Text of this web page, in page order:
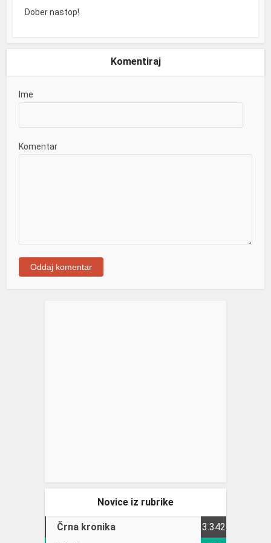
Dober nastop!
Komentiraj
Ime
Komentar
Novice iz rubrike
Črna kronika
3.342